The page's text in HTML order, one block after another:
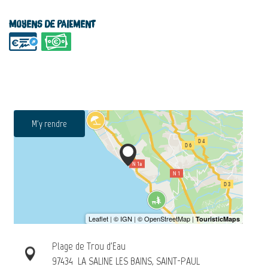
Moyens de paiement
M'y rendre
Plage de Trou d'Eau
97434 LA SALINE LES BAINS, SAINT-PAUL